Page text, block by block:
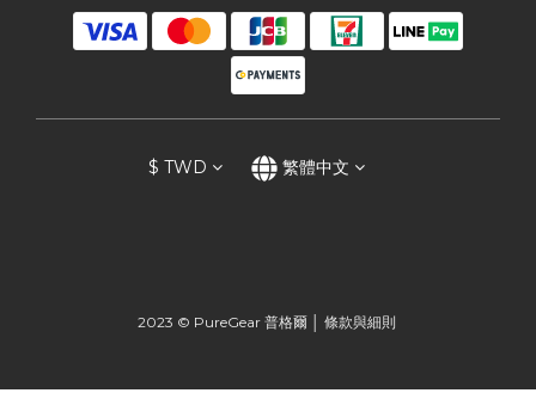
$ TWD 繁體中文
2023 © PureGear 普格爾 │ 條款與細則